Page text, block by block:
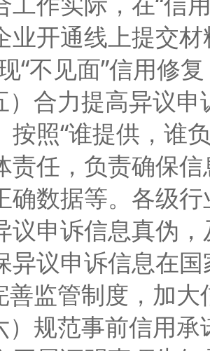
业开通线上提交
“不见面”信用修
）合力提高异议
按照“谁提供，谁
责任，负责确保
确数据等。各级
议申诉信息真伪
异议申诉信息在
善监管制度，加大
）规范事前信用